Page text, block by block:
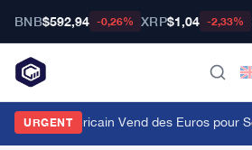
BNB$592,94 -0,26% XRP$1,04 -2,33%
URGENT
Trésor Américain Vend des Euros pour